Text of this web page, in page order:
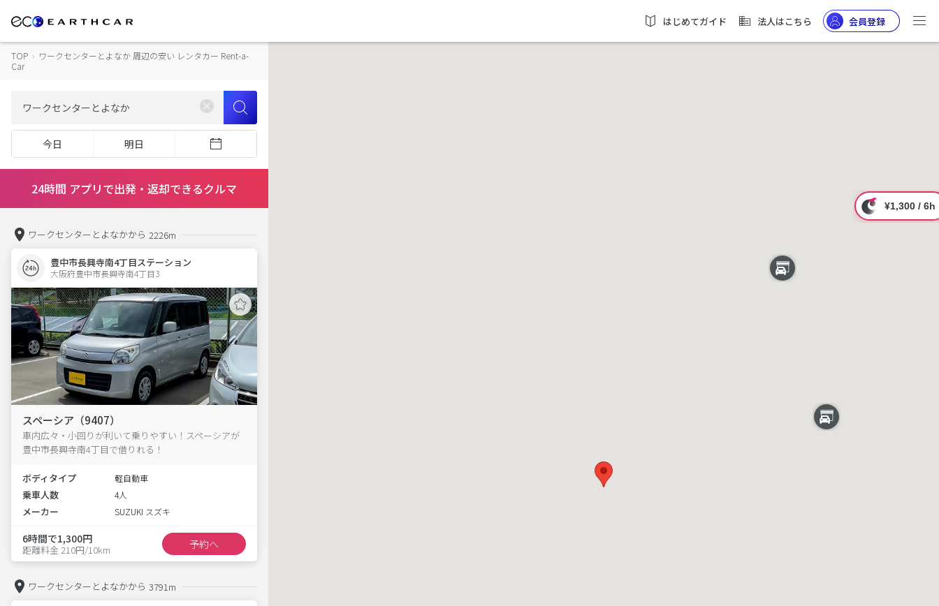
はじめてガイド 法人はこちら 会員登録
TOP › ワークセンターとよなか 周辺の安い レンタカー Rent-a-
Car
今日 明日
24時間 アプリで出発・返却できるクルマ
ワークセンターとよなかから 2226m
豊中市長興寺南4丁目ステーション
大阪府豊中市長興寺南4丁目3
スペーシア（9407）
車内広々・小回りが利いて乗りやすい！スペーシアが
豊中市長興寺南4丁目で借りれる！
ボディタイプ 軽自動車
乗車人数 4人
メーカー SUZUKI スズキ
6時間で1,300円
距離料金 210円/10km 予約へ
ワークセンターとよなかから 3791m